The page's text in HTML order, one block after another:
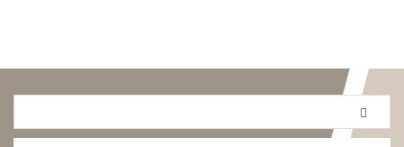
えて突っ込んでいく。 転売ヤーの
自明だけれど、その具体的な利益